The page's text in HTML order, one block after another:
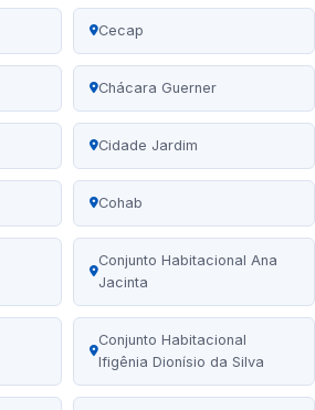
Cecap
Chácara Guerner
Cidade Jardim
Cohab
Conjunto Habitacional Ana
Jacinta
Conjunto Habitacional
Ifigênia Dionísio da Silva